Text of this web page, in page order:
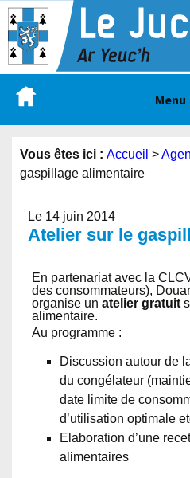
Menu
Vous êtes ici : Accueil >
gaspillage alimentaire
Le 14 juin 2014
Atelier sur le
En partenariat avec la
des consommateurs),
organise un atelier gratuit
alimentaire.
Au programme :
Discussion autour de
du congélateur
date limite de
d’utilisation optimale
Elaboration d’une
alimentaires